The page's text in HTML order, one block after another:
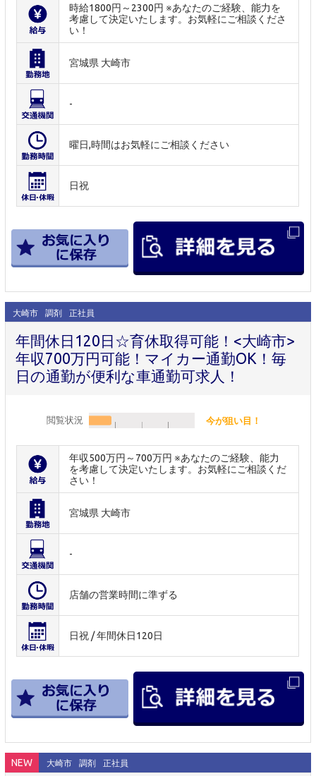
時給1800円～2300円 ※あなたのご経験、能力を
考慮して決定いたします。お気軽にご相談くださ
い！
宮城県 大崎市
-
曜日,時間はお気軽にご相談ください
日祝
大崎市 調剤 正社員
年間休日120日☆育休取得可能！<大崎市>
年収700万円可能！マイカー通勤OK！毎
日の通勤が便利な車通勤可求人！
閲覧状況 今が狙い目！
年収500万円～700万円 ※あなたのご経験、能力
を考慮して決定いたします。お気軽にご相談くだ
さい！
宮城県 大崎市
-
店舗の営業時間に準ずる
日祝 / 年間休日120日
NEW 大崎市 調剤 正社員